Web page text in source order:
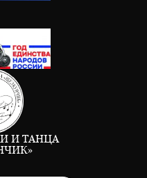
И ТАНЦА